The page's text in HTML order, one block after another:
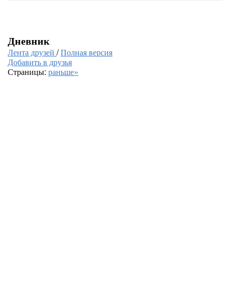
Дневник
Лента друзей /Полная версия
Добавить в друзья
Страницы: раньше»